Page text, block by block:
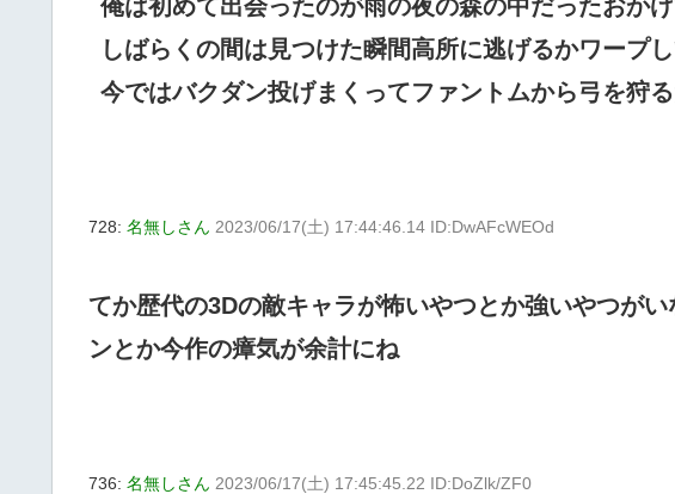
俺は初めて出会ったのが雨の夜の森の中だったおか
しばらくの間は見つけた瞬間高所に逃げるかワープ
今ではバクダン投げまくってファントムから弓を狩
728: 名無しさん 2023/06/17(土) 17:44:46.14 ID:DwAFcWEOd
てか歴代の3Dの敵キャラが怖いやつとか強いやつが
ンとか今作の瘴気が余計にね
736: 名無しさん 2023/06/17(土) 17:45:45.22 ID:DoZlk/ZF0